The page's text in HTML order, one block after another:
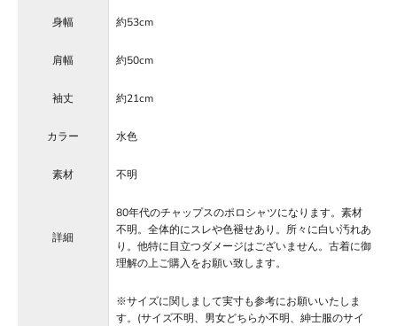
身幅 約53cm
肩幅 約50cm
袖丈 約21cm
カラー 水色
素材 不明
詳細
80年代のチャップスのポロシャツになります。素材
不明。全体的にスレや色褪せあり。所々に白い汚れあ
り。他特に目立つダメージはございません。古着に御
理解の上ご購入をお願い致します。
※サイズに関しまして実寸も参考にお願いいたしま
す。(サイズ不明、男女どちらか不明、紳士服のサイ